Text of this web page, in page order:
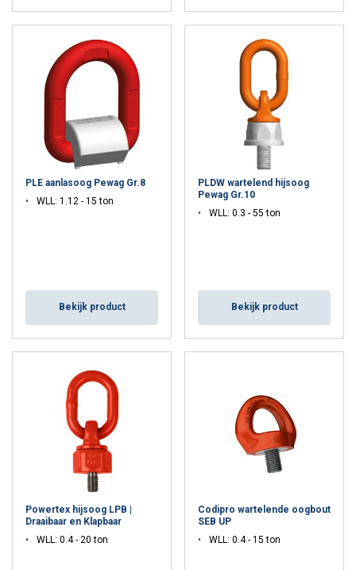
PLE aanlasoog Pewag Gr.8
WLL: 1.12 - 15 ton
Bekijk product
PLDW wartelend hijsoog
Pewag Gr.10
WLL: 0.3 - 55 ton
Bekijk product
Powertex hijsoog LPB |
Draaibaar en Klapbaar
WLL: 0.4 - 20 ton
Codipro wartelende oogbout
SEB UP
WLL: 0.4 - 15 ton